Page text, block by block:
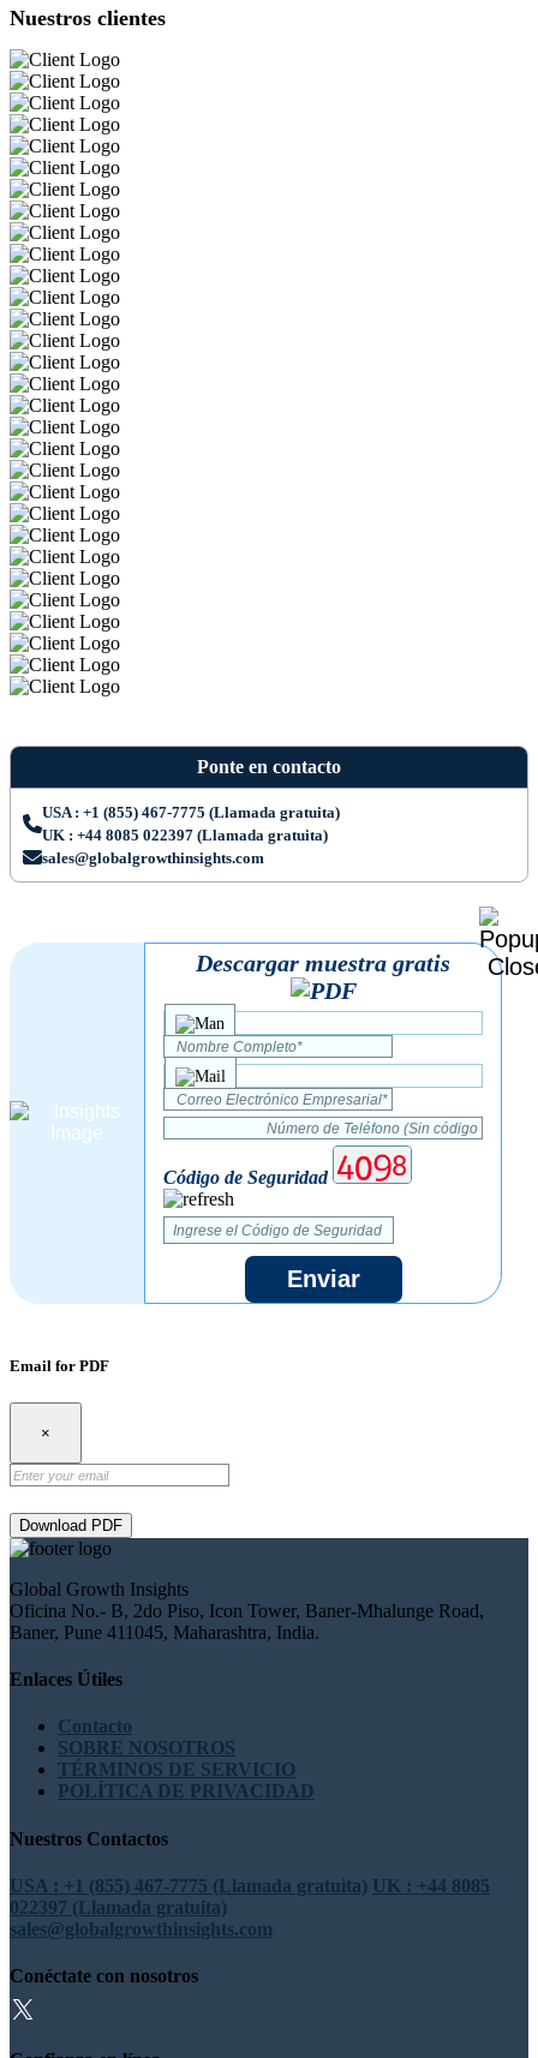
Nuestros clientes
Ponte en contacto
USA : +1 (855) 467-7775 (Llamada gratuita)
UK : +44 8085 022397 (Llamada gratuita)
sales@globalgrowthinsights.com
Descargar muestra gratis
Código de Seguridad
Enviar
Email for PDF
×
Download PDF
Global Growth Insights
Oficina No.- B, 2do Piso, Icon Tower, Baner-Mhalunge Road,
Baner, Pune 411045, Maharashtra, India.
Enlaces Útiles
Contacto
SOBRE NOSOTROS
TÉRMINOS DE SERVICIO
POLÍTICA DE PRIVACIDAD
Nuestros Contactos
USA : +1 (855) 467-7775 (Llamada gratuita) UK : +44 8085
022397 (Llamada gratuita)
sales@globalgrowthinsights.com
Conéctate con nosotros